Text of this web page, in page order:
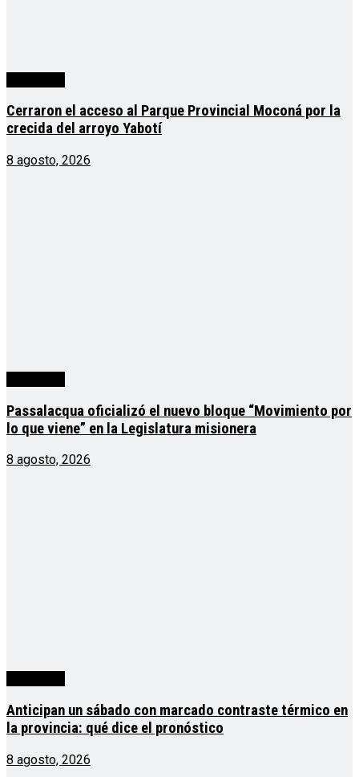
Cerraron el acceso al Parque Provincial Moconá por la
crecida del arroyo Yabotí
8 agosto, 2026
Passalacqua oficializó el nuevo bloque “Movimiento por
lo que viene” en la Legislatura misionera
8 agosto, 2026
Anticipan un sábado con marcado contraste térmico en
la provincia: qué dice el pronóstico
8 agosto, 2026